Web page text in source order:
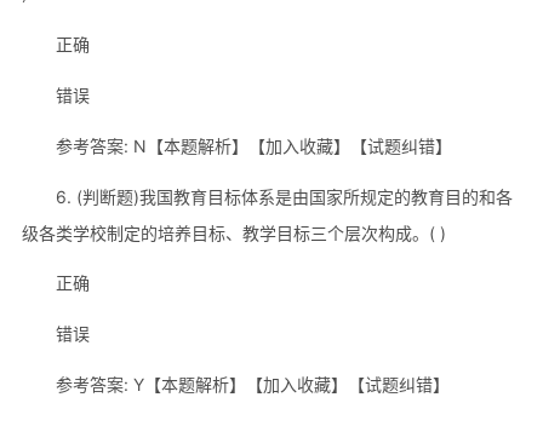
正确
错误
参考答案: N【本题解析】【加入收藏】【试题纠错】
6. (判断题)我国教育目标体系是由国家所规定的教育目的和各
级各类学校制定的培养目标、教学目标三个层次构成。( )
正确
错误
参考答案: Y【本题解析】【加入收藏】【试题纠错】